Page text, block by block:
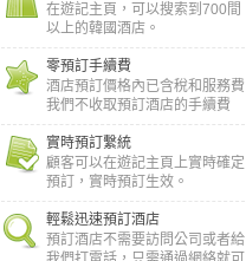
在遊記主頁，可以搜索到700間
以上的韓國酒店。
零預訂手續費
酒店預訂價格內已含稅和服務費
我們不收取預訂酒店的手續費
實時預訂繫統
顧客可以在遊記主頁上實時確定
預訂，實時預訂生效。
輕鬆迅速預訂酒店
預訂酒店不需要訪問公司或者給